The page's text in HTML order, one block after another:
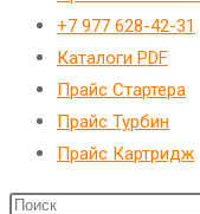
веб-
сайту
+7 977 628-42-31
Каталоги PDF
Прайс Стартера
Прайс Турбин
Прайс Картридж